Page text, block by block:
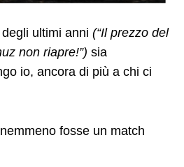
ultimi anni (“Il prezzo del
non riapre!”) sia
io, ancora di più a chi ci
fosse un match